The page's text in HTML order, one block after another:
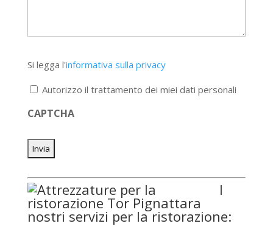
legga
l'informativa
privacy
Si legga l'informativa sulla privacy
Autorizzo il trattamento dei miei dati personali
CAPTCHA
I
nostri servizi per la ristorazione: